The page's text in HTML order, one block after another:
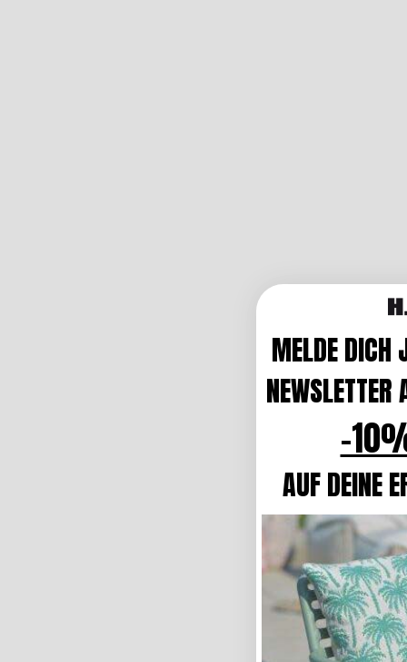
MELDE DICH
NEWSLETTER
-
AUF DEINE